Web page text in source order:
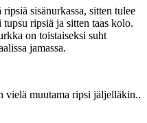
sisänurkassa, sitten tulee
ripsiä ja sitten taas kolo.
on toistaiseksi suht
jamassa.
vielä muutama ripsi jäljelläkin..